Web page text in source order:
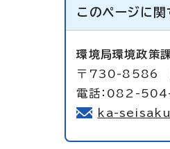
このページに関
環境局環境政策
〒730-8586 広
電話：082-
ka-